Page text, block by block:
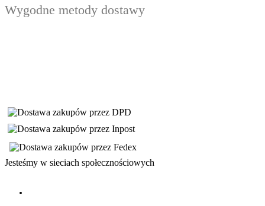
Wygodne metody dostawy
Jesteśmy w sieciach społecznościowych